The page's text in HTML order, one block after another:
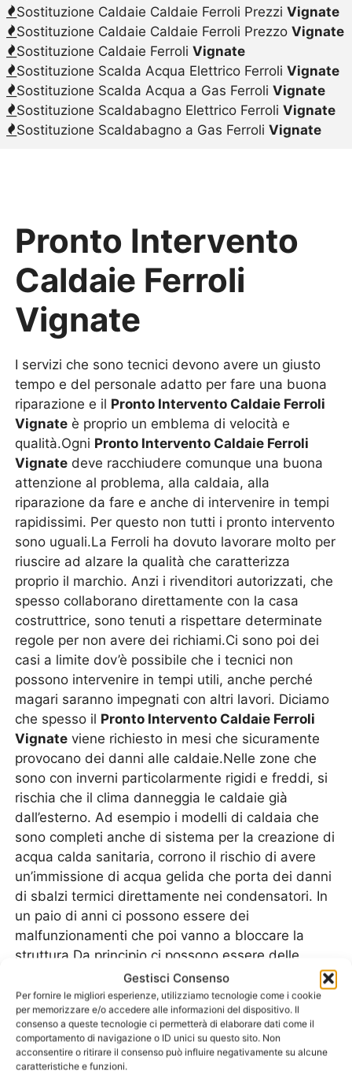
Gestisci Consenso
Per fornire le migliori esperienze, utilizziamo tecnologie come i cookie
per memorizzare e/o accedere alle informazioni del dispositivo. Il
consenso a queste tecnologie ci permetterà di elaborare dati come il
comportamento di navigazione o ID unici su questo sito. Non
acconsentire o ritirare il consenso può influire negativamente su alcune
caratteristiche e funzioni.
Sostituzione Caldaie Caldaie Ferroli Prezzi Vignate
Sostituzione Caldaie Caldaie Ferroli Prezzo Vignate
Sostituzione Caldaie Ferroli Vignate
Sostituzione Scalda Acqua Elettrico Ferroli Vignate
Sostituzione Scalda Acqua a Gas Ferroli Vignate
Sostituzione Scaldabagno Elettrico Ferroli Vignate
Sostituzione Scaldabagno a Gas Ferroli Vignate
Pronto Intervento
Caldaie Ferroli
Vignate
I servizi che sono tecnici devono avere un giusto
tempo e del personale adatto per fare una buona
riparazione e il Pronto Intervento Caldaie Ferroli
Vignate è proprio un emblema di velocità e
qualità.Ogni Pronto Intervento Caldaie Ferroli
Vignate deve racchiudere comunque una buona
attenzione al problema, alla caldaia, alla
riparazione da fare e anche di intervenire in tempi
rapidissimi. Per questo non tutti i pronto intervento
sono uguali.La Ferroli ha dovuto lavorare molto per
riuscire ad alzare la qualità che caratterizza
proprio il marchio. Anzi i rivenditori autorizzati, che
spesso collaborano direttamente con la casa
costruttrice, sono tenuti a rispettare determinate
regole per non avere dei richiami.Ci sono poi dei
casi a limite dov’è possibile che i tecnici non
possono intervenire in tempi utili, anche perché
magari saranno impegnati con altri lavori. Diciamo
che spesso il Pronto Intervento Caldaie Ferroli
Vignate viene richiesto in mesi che sicuramente
provocano dei danni alle caldaie.Nelle zone che
sono con inverni particolarmente rigidi e freddi, si
rischia che il clima danneggia le caldaie già
dall’esterno. Ad esempio i modelli di caldaia che
sono completi anche di sistema per la creazione di
acqua calda sanitaria, corrono il rischio di avere
un’immissione di acqua gelida che porta dei danni
di sbalzi termici direttamente nei condensatori. In
un paio di anni ci possono essere dei
malfunzionamenti che poi vanno a bloccare la
struttura.Da principio ci possono essere delle
avvisaglie, come ad esempio una mancanza di
riscaldamento dell’acqua sanitaria, in secondo
tempo scatta il blocco di sicurezza e quindi la
caldaia si blocca.Spesso ilPronto Intervento
Caldaie Ferroli Vignate interviene proprio perché
l’impianto di riscaldamento si è bloccato e non